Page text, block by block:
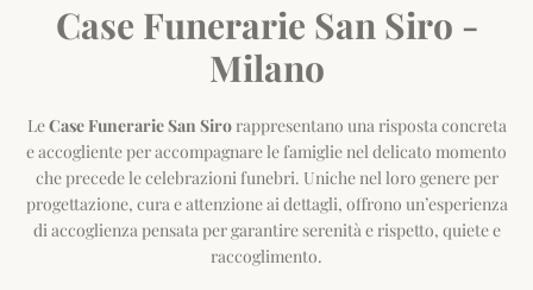
Case Funerarie San Siro -
Milano
LeCase Funerarie San Sirorappresentano una risposta concreta
e accogliente per accompagnare le famiglie nel delicato momento
che precede le celebrazioni funebri. Uniche nel loro genere per
progettazione, cura e attenzione ai dettagli, offrono un’esperienza
di accoglienza pensata per garantire serenità e rispetto, quiete e
raccoglimento.